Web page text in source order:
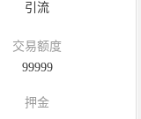
引流
交易额度
99999
押金